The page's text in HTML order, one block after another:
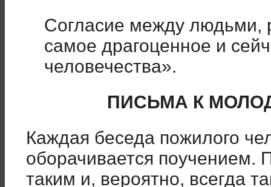
Согласие между людьми,
самое драгоценное и
человечества».
ПИСЬМА К
Каждая беседа пожилого
оборачивается поучением.
таким и, вероятно, всегда